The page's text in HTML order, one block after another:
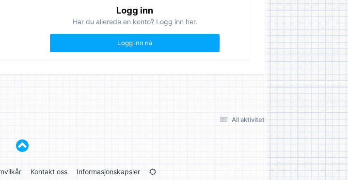
Logg inn
Har du allerede en konto? Logg inn her.
Logg inn nå
All aktivitet
Kontakt oss Informasjonskapsler